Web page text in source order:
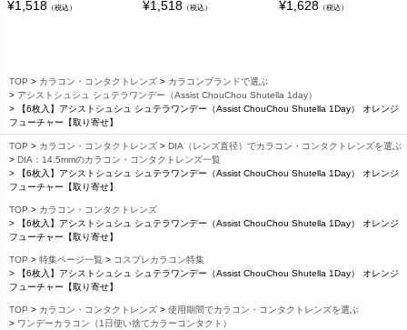
¥1,518 （税込） ¥1,518 （税込） ¥1,628（税込）
TOP カラコン・コンタクトレンズ
カラコンブランドで選ぶ
アシストシュシュ シュテラワンデー（Assist ChouChou Shutella 1day）
【6枚入】アシストシュシュ シュテラワンデー（Assist ChouChou Shutella 1Day） オレンジ
フューチャー【取り寄せ】
TOP カラコン・コンタクトレンズ
DIA（レンズ直径）でカラコン・コンタクトレンズを選ぶ
DIA：14.5mmのカラコン・コンタクトレンズ一覧
【6枚入】アシストシュシュ シュテラワンデー（Assist ChouChou Shutella 1Day） オレンジ
フューチャー【取り寄せ】
TOP
カラコン・コンタクトレンズ
【6枚入】アシストシュシュ シュテラワンデー（Assist ChouChou Shutella 1Day） オレンジ
フューチャー【取り寄せ】
TOP 特集ページ一覧
コスプレカラコン特集
【6枚入】アシストシュシュ シュテラワンデー（Assist ChouChou Shutella 1Day） オレンジ
フューチャー【取り寄せ】
TOP カラコン・コンタクトレンズ
使用期間でカラコン・コンタクトレンズを選ぶ
ワンデーカラコン（1日使い捨てカラーコンタクト）